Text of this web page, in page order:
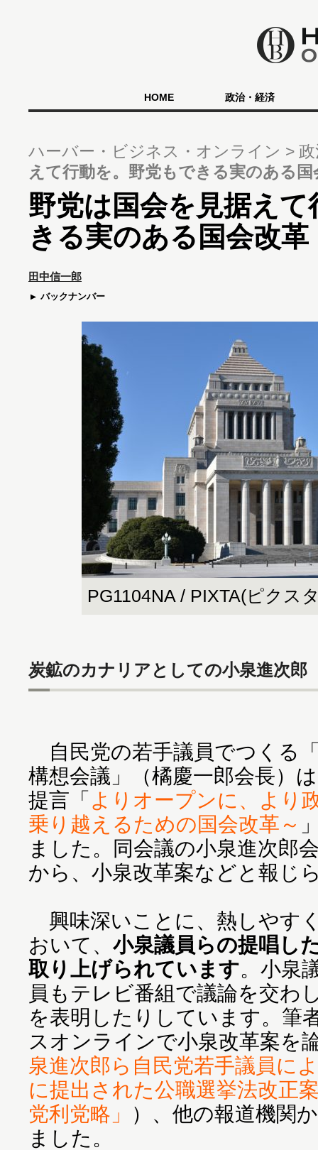
HOME 政治・経済
ハーバー・ビジネス・オンライン
えて行動を。野党もできる実のある国
野党は国会を見据え
きる実のある国会改革
田中信一郎
バックナンバー
PG1104NA / PIXTA(ピクス
炭鉱のカナリアとしての小泉進次郎
自民党の若手議員でつくる
構想会議」（橘慶一郎会長）
提言「よりオープンに、より
乗り越えるための国会改革～
ました。同会議の小泉進次郎
から、小泉改革案などと報じ
興味深いことに、熱しやす
おいて、 小泉議員らの提唱し
取り上げられています。小泉
員もテレビ番組で議論を交わ
を表明したりしています。筆
スオンラインで小泉改革案を
泉進次郎ら自民党若手議員に
に提出された公職選挙法改正
党利党略」
）、他の報道機関
ました。